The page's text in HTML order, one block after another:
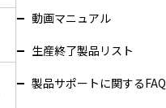
動画マニュアル
生産終了製品リスト
製品サポートに関するFAQ